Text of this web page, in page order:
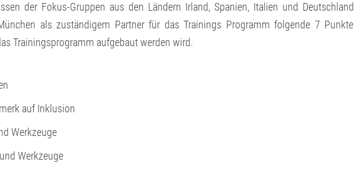
der Fokus-Gruppen aus den Ländern Irland, Spanien, Italien und Deutschland
als zuständigem Partner für das Trainings Programm folgende 7 Punkte
Trainingsprogramm aufgebaut werden wird.
auf Inklusion
Werkzeuge
Werkzeuge